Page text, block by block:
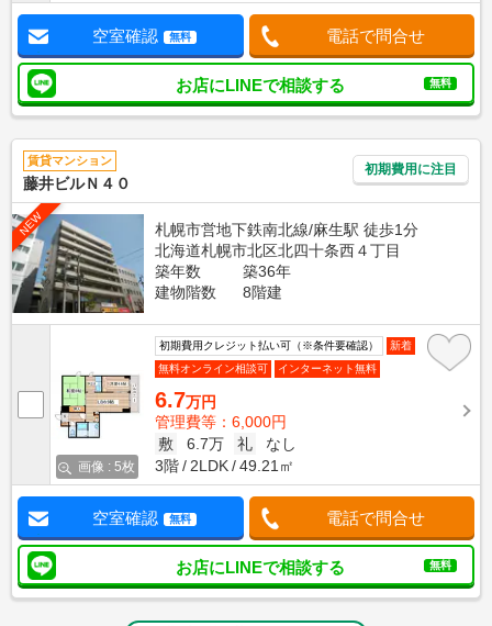
空室確認 無料 電話で問合せ
お店にLINEで相談する 無料
賃貸マンション
藤井ビルＮ４０
初期費用に注目
NEW
札幌市営地下鉄南北線/麻生駅 徒歩1分
北海道札幌市北区北四十条西４丁目
築年数
築36年
建物階数
8階建
画像 : 5枚
初期費用クレジット払い可（※条件要確認）
新着
無料オンライン相談可
インターネット無料
6.7万円
管理費等：6,000円
敷
6.7万 礼
なし
3階
2LDK 49.21㎡
空室確認 無料 電話で問合せ
お店にLINEで相談する 無料